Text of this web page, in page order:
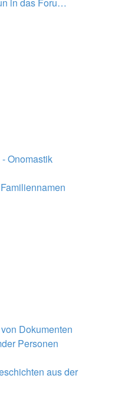
Onomastik
Dokumenten
Personen
aus der